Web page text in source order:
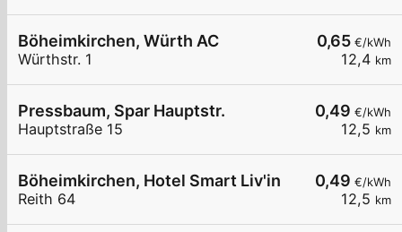
0,65 €/kWh
12,4 km
Böheimkirchen, Würth AC
Würthstr. 1
0,49 €/kWh
12,5 km
Pressbaum, Spar Hauptstr.
Hauptstraße 15
0,49 €/kWh
12,5 km
Böheimkirchen, Hotel Smart Liv'in
Reith 64